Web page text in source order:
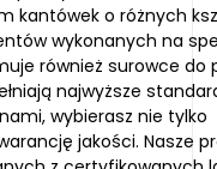
kantówek o różnych
wykonanych na
również surowce do
najwyższe
wybierasz nie tylko
jakości. Nasze